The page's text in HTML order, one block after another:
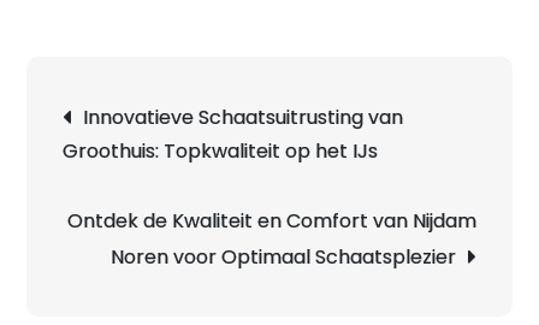
Innovatieve Schaatsuitrusting van
Groothuis: Topkwaliteit op het IJs
Ontdek de Kwaliteit en Comfort van Nijdam
Noren voor Optimaal Schaatsplezier